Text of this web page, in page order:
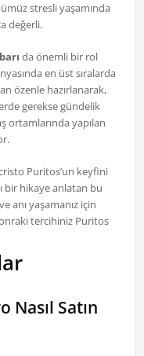
stresli yaşamında
değerli.
da önemli bir rol
en üst sıralarda
özenle hazırlanarak,
gerekse gündelik
ortamlarında yapılan
Puritos’un keyfini
bir hikaye anlatan bu
anı yaşamanız için
tercihiniz Puritos
Satın